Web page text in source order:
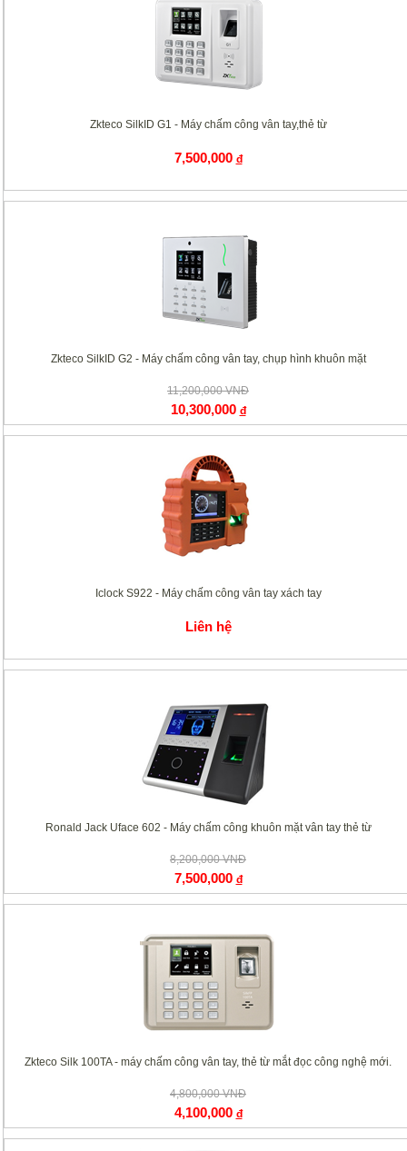
Zkteco SilkID G1 - Máy chấm công vân tay,thẻ từ
7,500,000 đ
Zkteco SilkID G2 - Máy chấm công vân tay, chụp hình khuôn mặt
11,200,000 VNĐ
10,300,000 đ
Iclock S922 - Máy chấm công vân tay xách tay
Liên hệ
Ronald Jack Uface 602 - Máy chấm công khuôn mặt vân tay thẻ từ
8,200,000 VNĐ
7,500,000 đ
Zkteco Silk 100TA - máy chấm công vân tay, thẻ từ mắt đọc công nghệ mới.
4,800,000 VNĐ
4,100,000 đ